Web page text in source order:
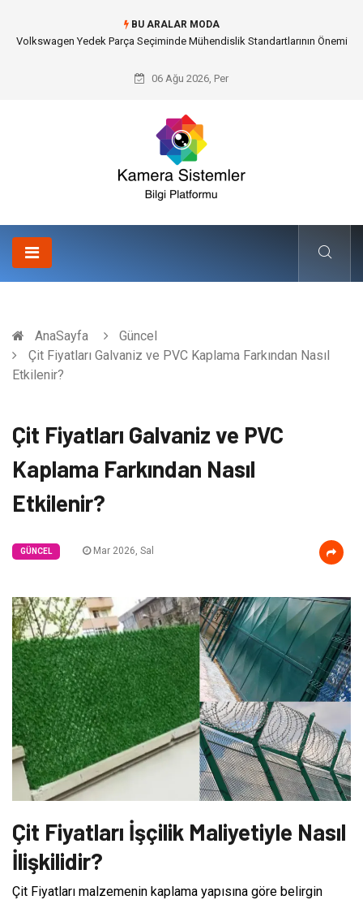
BU ARALAR MODA
Düğün Fotoğrafçısı Seçimiyle Geleceğe Nasıl Bir Miras Bırakacaksınız?
06 Ağu 2026, Per
AnaSayfa
Güncel
Çit Fiyatları Galvaniz ve PVC Kaplama Farkından Nasıl
Etkilenir?
Çit Fiyatları Galvaniz ve PVC
Kaplama Farkından Nasıl
Etkilenir?
GÜNCEL Mar 2026, Sal
Çit Fiyatları İşçilik Maliyetiyle Nasıl
İlişkilidir?
Çit Fiyatları malzemenin kaplama yapısına göre belirgin